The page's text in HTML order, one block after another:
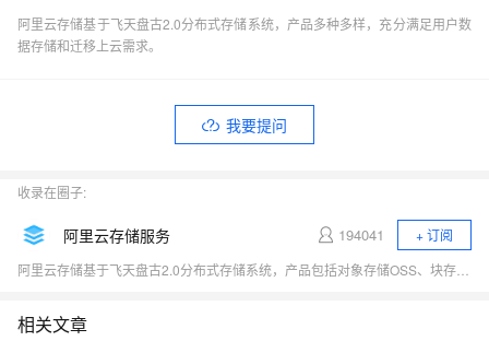
阿里云存储基于飞天盘古2.0分布式存储系统，产品多种多样，充分满足用户数
据存储和迁移上云需求。
我要提问
收录在圈子:
阿里云存储服务 194041
+ 订阅
相关文章